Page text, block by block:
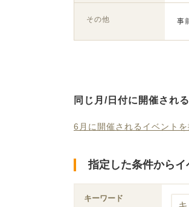
その他 事
同じ月/日付に開催され
6月に開催されるイベントを
指定した条件から
キーワード